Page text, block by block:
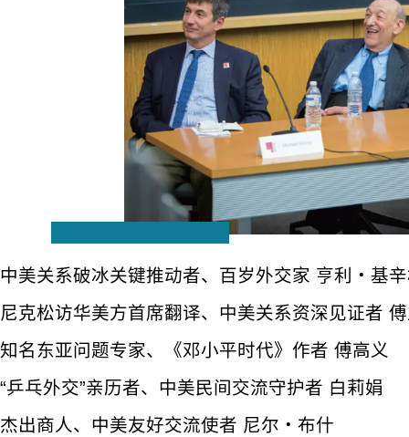
中美关系破冰关键推动者、百岁外交家 亨利・基
尼克松访华美方首席翻译、中美关系资深见证者
知名东亚问题专家、《邓小平时代》作者 傅高义
“乒乓外交”亲历者、中美民间交流守护者 白莉娟
杰出商人、中美友好交流使者 尼尔・布什